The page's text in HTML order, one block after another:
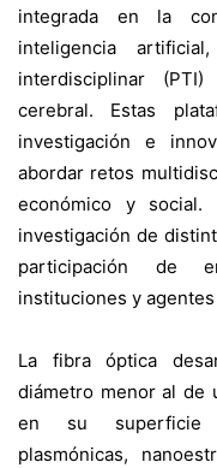
integrada en la
inteligencia
interdisciplinar (PTI)
cerebral. Estas
investigación e
abordar retos
económico y social.
investigación de
participación de
instituciones y
La fibra óptica
diámetro menor al de
en su superficie
plasmónicas,